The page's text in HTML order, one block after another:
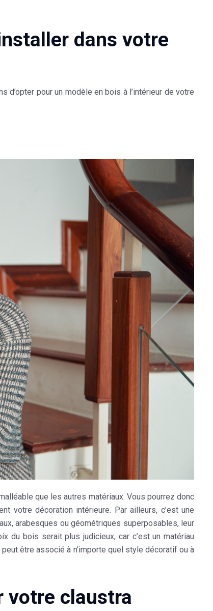
dans votre
d’opter pour un modèle en bois à l’intérieur de votre
que les autres matériaux. Vous pourrez donc
votre décoration intérieure. Par ailleurs, c’est une
arabesques ou géométriques superposables, leur
du bois serait plus judicieux, car c’est un matériau
être associé à n’importe quel style décoratif ou à
votre claustra